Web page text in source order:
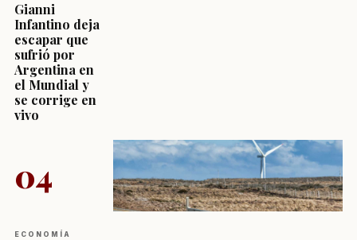
Gianni
Infantino deja
escapar que
sufrió por
Argentina en
el Mundial y
se corrige en
vivo
04
ECONOMÍA